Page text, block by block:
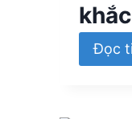
Đọc